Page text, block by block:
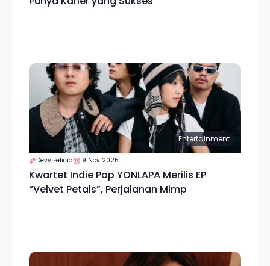
Entertainment
Devy Felicia 19 Nov 2025
Kwartet Indie Pop YONLAPA Merilis EP
“Velvet Petals”, Perjalanan Mimp